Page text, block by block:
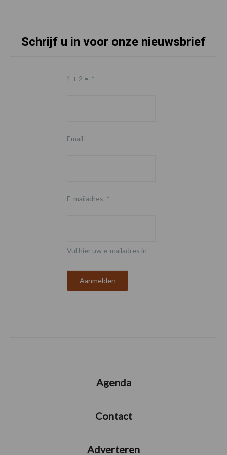
Schrijf u in voor onze nieuwsbrief
1 + 2 = *
Email
E-mailadres *
Vul hier uw e-mailadres in
Agenda
Contact
Adverteren